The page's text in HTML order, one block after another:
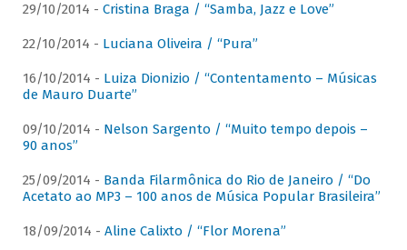
29/10/2014 - Cristina Braga / “Samba, Jazz e Love”
22/10/2014 - Luciana Oliveira / “Pura”
16/10/2014 - Luiza Dionizio / “Contentamento – Músicas
de Mauro Duarte”
09/10/2014 - Nelson Sargento / “Muito tempo depois –
90 anos”
25/09/2014 - Banda Filarmônica do Rio de Janeiro / “Do
Acetato ao MP3 – 100 anos de Música Popular Brasileira”
18/09/2014 - Aline Calixto / “Flor Morena”